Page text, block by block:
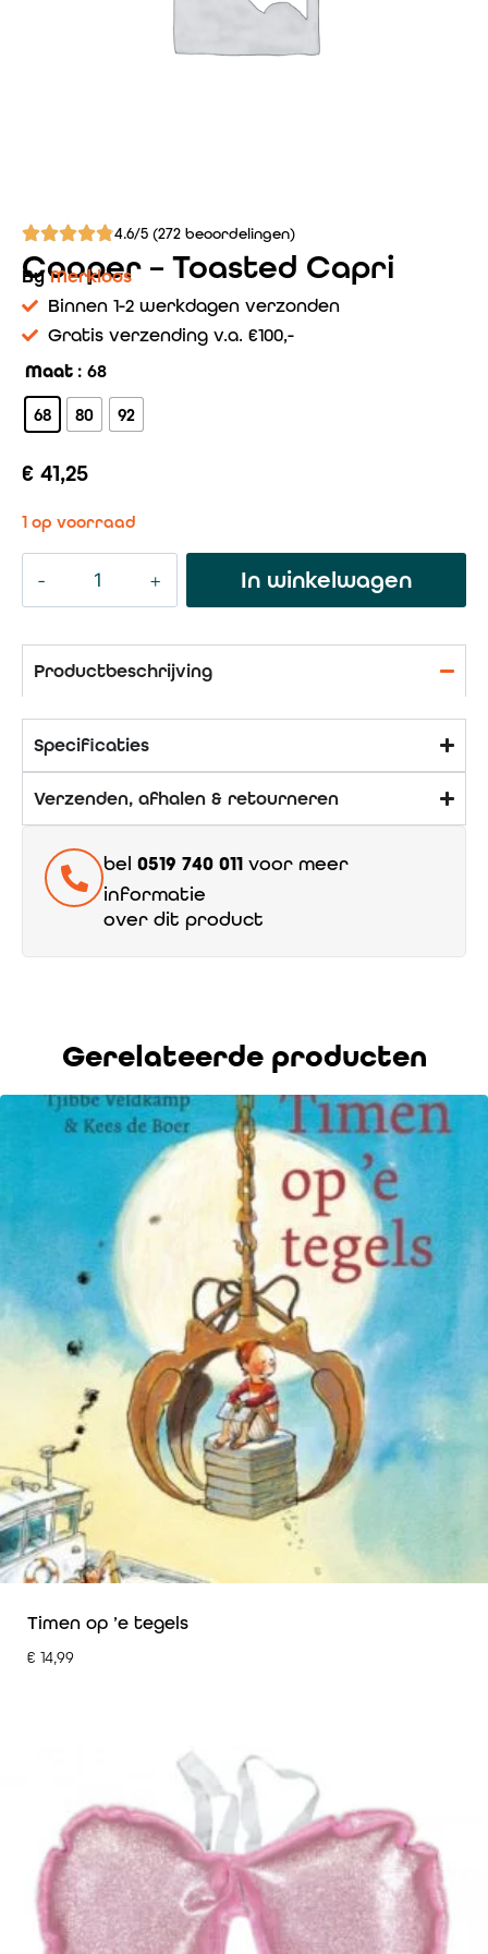
4.6/5 (272 beoordelingen)
Cooper – Toasted Capri
ByMerkloos
Binnen 1-2 werkdagen verzonden
Gratis verzending v.a. €100,-
Maat : 68
68 80 92
€ 41,25
1 op voorraad
In winkelwagen
Productbeschrijving
Specificaties
Verzenden, afhalen & retourneren
bel 0519 740 011 voor meer
informatie
over dit product
Gerelateerde producten
Timen op ’e tegels
€ 14,99